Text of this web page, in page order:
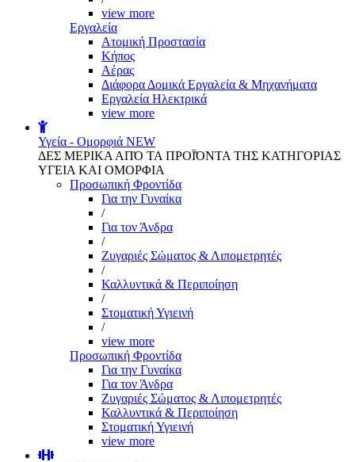
view more
Εργαλεία
Aτομική Προστασία
Kήπος
Αέρας
Διάφορα Δομικά Εργαλεία & Μηχανήματα
Εργαλεία Ηλεκτρικά
view more
Υγεία - Ομορφιά NEW
ΔΕΣ ΜΕΡΙΚΑ ΑΠΌ ΤΑ ΠΡΟΪΌΝΤΑ ΤΗΣ ΚΑΤΗΓΟΡΙΑΣ
ΥΓΕΙΑ ΚΑΙ ΟΜΟΡΦΙΑ
Προσωπική Φροντίδα
Για την Γυναίκα
/
Για τον Άνδρα
/
Ζυγαριές Σώματος & Λιπομετρητές
/
Καλλυντικά & Περιποίηση
/
Στοματική Υγιεινή
/
view more
Προσωπική Φροντίδα
Για την Γυναίκα
Για τον Άνδρα
Ζυγαριές Σώματος & Λιπομετρητές
Καλλυντικά & Περιποίηση
Στοματική Υγιεινή
view more